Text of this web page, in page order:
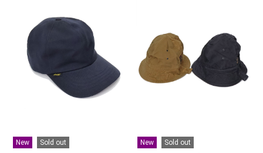
New Sold out New Sold out